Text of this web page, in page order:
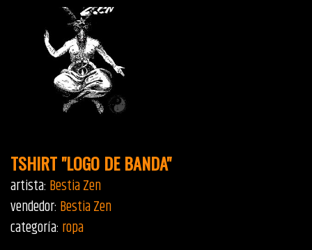
TSHIRT "LOGO DE BANDA"
artista: Bestia Zen
vendedor: Bestia Zen
categoría: ropa